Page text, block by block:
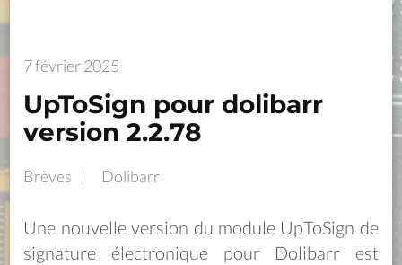
7 février 2025
UpToSign pour dolibarr
version 2.2.78
Brèves Dolibarr
Une nouvelle version du module UpToSign de
signature électronique pour Dolibarr est